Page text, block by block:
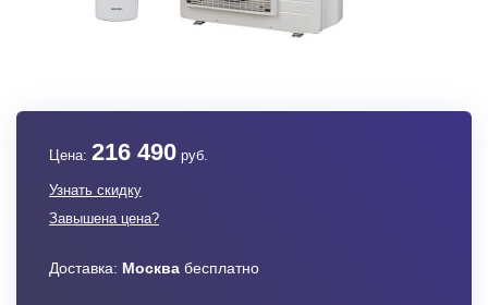
Цена: 216 490 руб.
Узнать скидку
Завышена цена?
Доставка: Москва бесплатно